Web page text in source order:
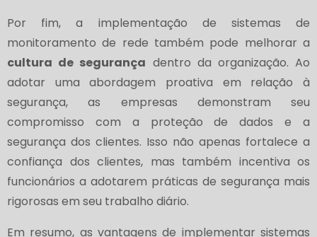
Por fim, a implementação de sistemas de
monitoramento de rede também pode melhorar a
cultura de segurança dentro da organização. Ao
adotar uma abordagem proativa em relação à
segurança, as empresas demonstram seu
compromisso com a proteção de dados e a
segurança dos clientes. Isso não apenas fortalece a
confiança dos clientes, mas também incentiva os
funcionários a adotarem práticas de segurança mais
rigorosas em seu trabalho diário.
Em resumo, as vantagens de implementar sistemas